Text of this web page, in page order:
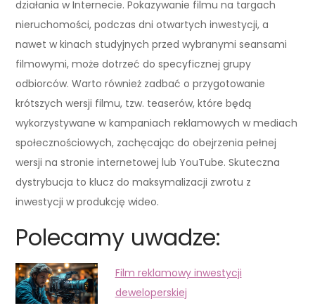
działania w Internecie. Pokazywanie filmu na targach
nieruchomości, podczas dni otwartych inwestycji, a
nawet w kinach studyjnych przed wybranymi seansami
filmowymi, może dotrzeć do specyficznej grupy
odbiorców. Warto również zadbać o przygotowanie
krótszych wersji filmu, tzw. teaserów, które będą
wykorzystywane w kampaniach reklamowych w mediach
społecznościowych, zachęcając do obejrzenia pełnej
wersji na stronie internetowej lub YouTube. Skuteczna
dystrybucja to klucz do maksymalizacji zwrotu z
inwestycji w produkcję wideo.
Polecamy uwadze:
Film reklamowy inwestycji
deweloperskiej